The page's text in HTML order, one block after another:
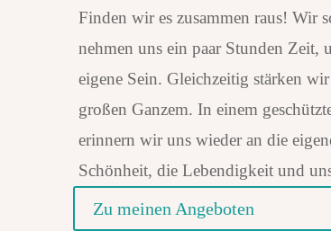
Finden wir es zusammen raus! Wir
nehmen uns ein paar Stunden Zeit,
eigene Sein. Gleichzeitig stärken
großen Ganzem. In einem
erinnern wir uns wieder an die
Schönheit, die Lebendigkeit und
Zu meinen Angeboten